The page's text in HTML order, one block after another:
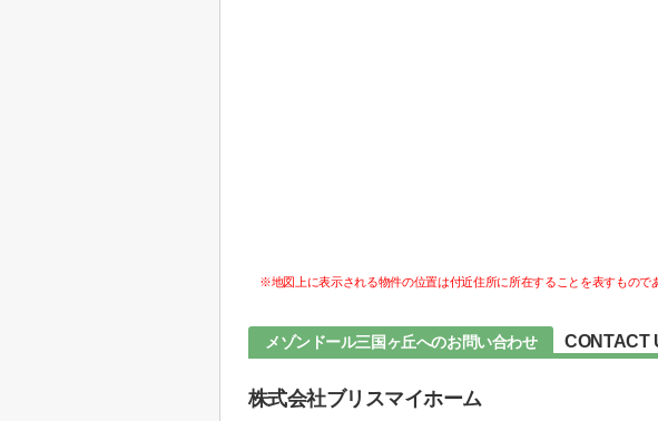
※地図上に表示される物件の位置は付近住所に所在することを表すもので
メゾンドール三国ヶ丘へのお問い合わせ CONTACT
株式会社ブリスマイホーム